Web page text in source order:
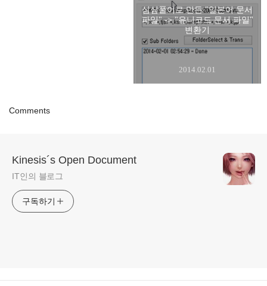
심심풀이로 만든 "일본어 문서
파일" -> "유니코드 문서 파일"
변환기
2014.02.01
Comments
Kinesis´s Open Document
IT인의 블로그
구독하기